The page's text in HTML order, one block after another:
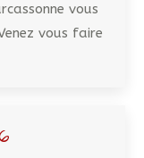
vous
vous faire